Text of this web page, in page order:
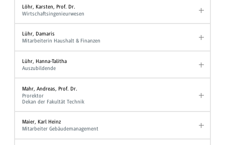
Löhr, Karsten, Prof. Dr.
Wirtschaftsingenieurwesen
Lühr, Damaris
Mitarbeiterin Haushalt & Finanzen
Lühr, Hanna-Talitha
Auszubildende
Mahr, Andreas, Prof. Dr.
Prorektor
Dekan der Fakultät Technik
Maier, Karl Heinz
Mitarbeiter Gebäudemanagement